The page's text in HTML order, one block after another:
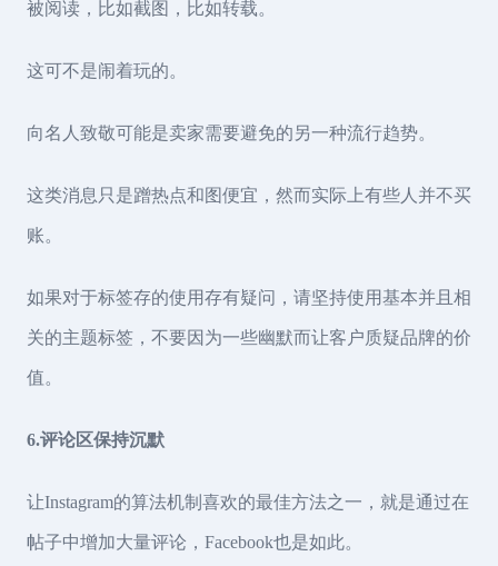
被阅读，比如截图，比如转载。
这可不是闹着玩的。
向名人致敬可能是卖家需要避免的另一种流行趋势。
这类消息只是蹭热点和图便宜，然而实际上有些人并不买
账。
如果对于标签存的使用存有疑问，请坚持使用基本并且相
关的主题标签，不要因为一些幽默而让客户质疑品牌的价
值。
6.评论区保持沉默
让Instagram的算法机制喜欢的最佳方法之一，就是通过在
帖子中增加大量评论，Facebook也是如此。